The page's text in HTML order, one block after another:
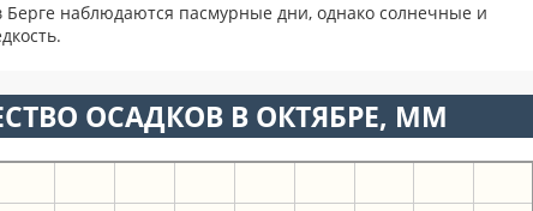
Берге наблюдаются пасмурные дни, однако солнечные и
ОСАДКОВ В ОКТЯБРЕ, ММ